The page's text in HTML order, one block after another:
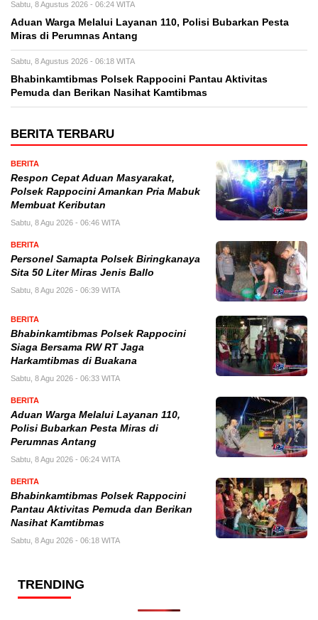
Sabtu, 8 Agustus 2026 - 06:24 WITA
Aduan Warga Melalui Layanan 110, Polisi Bubarkan Pesta
Miras di Perumnas Antang
Sabtu, 8 Agustus 2026 - 06:18 WITA
Bhabinkamtibmas Polsek Rappocini Pantau Aktivitas
Pemuda dan Berikan Nasihat Kamtibmas
BERITA TERBARU
BERITA
Respon Cepat Aduan Masyarakat,
Polsek Rappocini Amankan Pria Mabuk
Membuat Keributan
Sabtu, 8 Agu 2026 - 06:46 WITA
BERITA
Personel Samapta Polsek Biringkanaya
Sita 50 Liter Miras Jenis Ballo
Sabtu, 8 Agu 2026 - 06:39 WITA
BERITA
Bhabinkamtibmas Polsek Rappocini
Siaga Bersama RW RT Jaga
Harkamtibmas di Buakana
Sabtu, 8 Agu 2026 - 06:33 WITA
BERITA
Aduan Warga Melalui Layanan 110,
Polisi Bubarkan Pesta Miras di
Perumnas Antang
Sabtu, 8 Agu 2026 - 06:24 WITA
BERITA
Bhabinkamtibmas Polsek Rappocini
Pantau Aktivitas Pemuda dan Berikan
Nasihat Kamtibmas
Sabtu, 8 Agu 2026 - 06:18 WITA
TRENDING